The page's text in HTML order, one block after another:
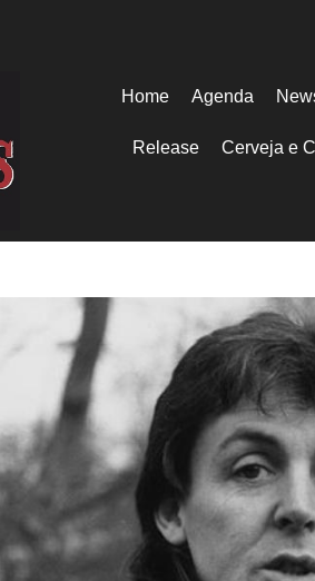
Home Agenda
Release Cerveja e